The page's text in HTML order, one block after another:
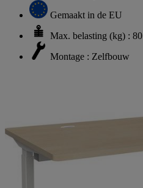
Gemaakt in de EU
Max. belasting (kg) : 80
Montage : Zelfbouw